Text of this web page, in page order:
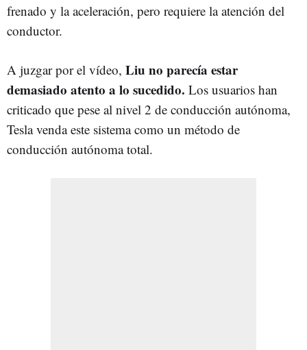
frenado y la aceleración, pero requiere la atención del
conductor.
A juzgar por el vídeo, Liu no parecía estar
demasiado atento a lo sucedido. Los usuarios han
criticado que pese al nivel 2 de conducción autónoma,
Tesla venda este sistema como un método de
conducción autónoma total.